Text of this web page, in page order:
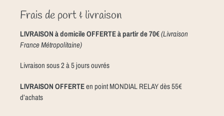
Frais de port & livraison
LIVRAISON à domicile OFFERTE à partir de 70€(Livraison
France Métropolitaine)
Livraison sous 2 à 5 jours ouvrés
LIVRAISON OFFERTEen point MONDIAL RELAY dès 55€
d’achats